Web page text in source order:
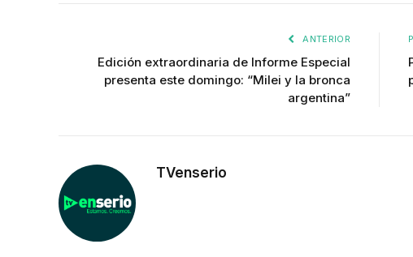
ANTERIOR
Edición extraordinaria de Informe Especial
presenta este domingo: “Milei y la bronca
argentina”
TVenserio